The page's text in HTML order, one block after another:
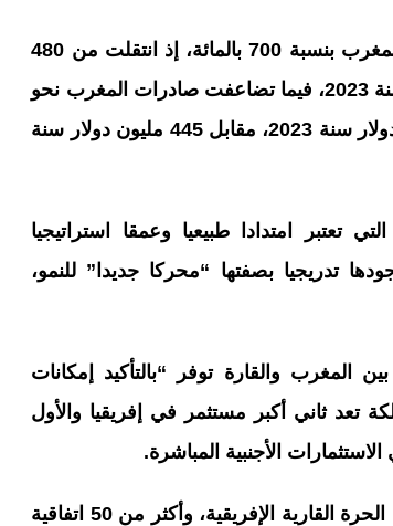
كما ارتفعت قيمة الصادرات الأمريكية إلى المغرب بنسبة 700 بالمائة، إذ انتقلت من 480
مليون دولار في 2005 إلى 3.4 مليار دولار سنة 2023، فيما تضاعفت صادرات المغرب نحو
الولايات المتحدة ثلاث مرات لتبلغ 1.6 مليار دولار سنة 2023، مقابل 445 مليون دولار سنة
تعتبر امتدادا طبيعيا وعمقا استراتيجيا
تدريجيا بصفتها “محركا جديدا” للنمو،
المغرب والقارة توفر “بالتأكيد إمكانات
تعد ثاني أكبر مستثمر في إفريقيا والأول
وأوضح السفير أنه “مع إقامة منطقة التجارة الحرة القارية الإفريقية، وأكثر من 50 اتفاقية